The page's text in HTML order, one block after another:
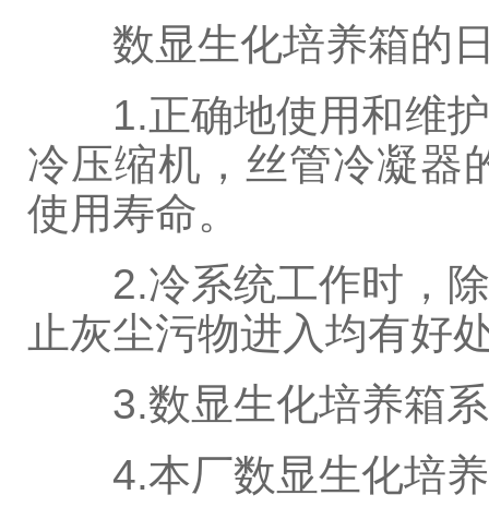
数显生化培养箱的
1.正确地使用和维护
冷压缩机，丝管冷凝器
使用寿命。
2.冷系统工作时，除
止灰尘污物进入均有好
3.数显生化培养箱系
4.本厂数显生化培养